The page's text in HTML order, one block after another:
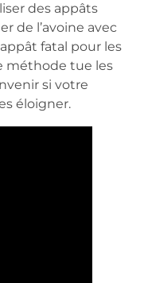
des appâts
de l’avoine avec
fatal pour les
méthode tue les
si votre
éloigner.